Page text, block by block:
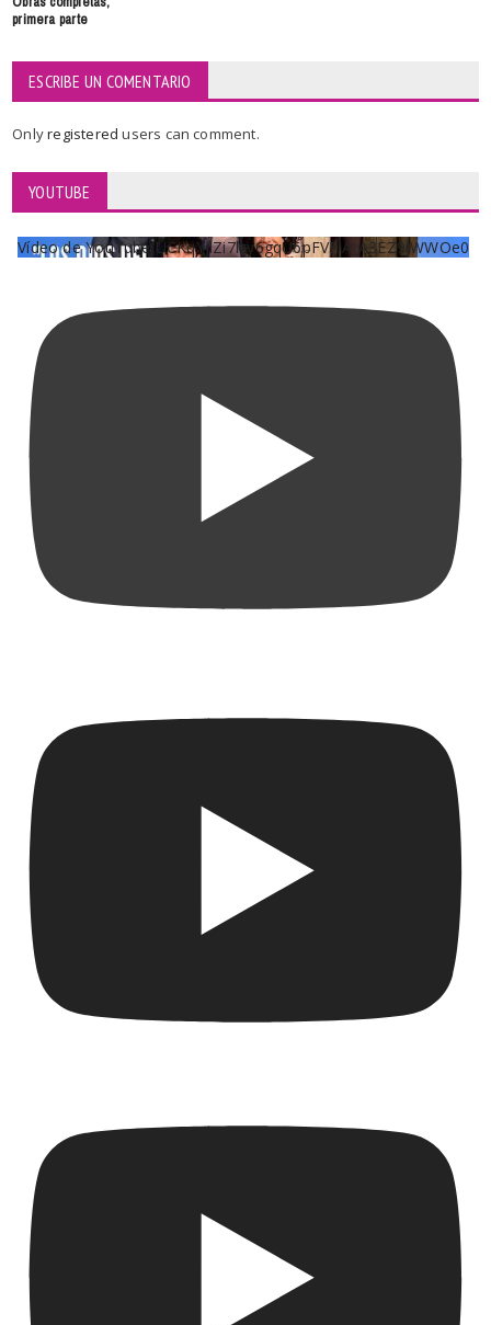
primera parte
ESCRIBE UN COMENTARIO
Onlyregisteredusers can comment.
YOUTUBE
Vídeo de YouTube UCKqYjiZi7lzy6gqU6pFVFiA_A3EZ9JWWOe0